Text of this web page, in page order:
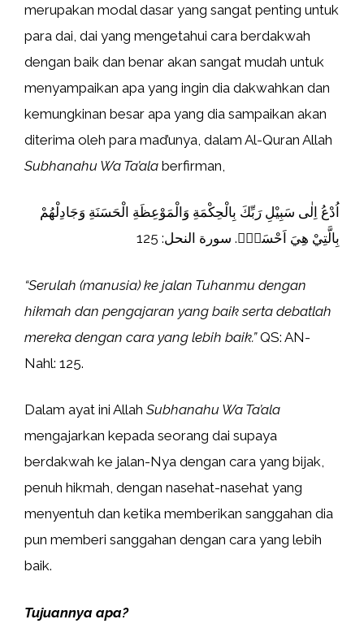
merupakan modal dasar yang sangat penting untuk
para dai, dai yang mengetahui cara berdakwah
dengan baik dan benar akan sangat mudah untuk
menyampaikan apa yang ingin dia dakwahkan dan
kemungkinan besar apa yang dia sampaikan akan
diterima oleh para mad’unya, dalam Al-Quran Allah
Subhanahu Wa Ta’ala berfirman,
اُدْعُ اِلٰى سَبِيْلِ رَبِّكَ بِالْحِكْمَةِ وَالْمَوْعِظَةِ الْحَسَنَةِ وَجَادِلْهُمْ
بِالَّتِيْ هِيَ اَحْسَنُۗ. سورة النحل: 125
“Serulah (manusia) ke jalan Tuhanmu dengan
hikmah dan pengajaran yang baik serta debatlah
mereka dengan cara yang lebih baik.”QS: AN-
Nahl: 125.
Dalam ayat ini Allah Subhanahu Wa Ta’ala
mengajarkan kepada seorang dai supaya
berdakwah ke jalan-Nya dengan cara yang bijak,
penuh hikmah, dengan nasehat-nasehat yang
menyentuh dan ketika memberikan sanggahan dia
pun memberi sanggahan dengan cara yang lebih
baik.
Tujuannya apa?